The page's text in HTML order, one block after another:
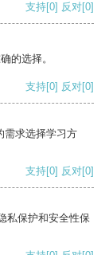
支持[0] 反对[0]
的选择。
支持[0] 反对[0]
需求选择学习方
支持[0] 反对[0]
私保护和安全性保